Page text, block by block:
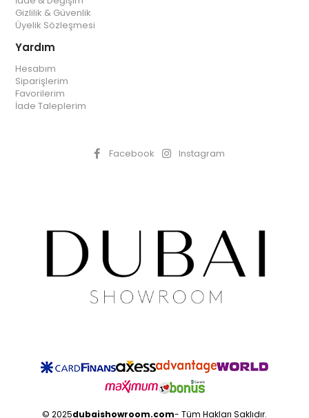
Gizlilik & Güvenlik
Üyelik Sözleşmesi
Yardım
Hesabım
Siparişlerim
Favorilerim
İade Taleplerim
Facebook Instagram
© 2025dubaishowroom.com- Tüm Hakları Saklıdır.